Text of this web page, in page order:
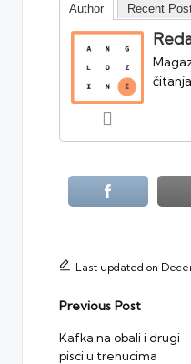
Author Recent
Last updated on
Post
navigation
Previous Post
Kafka na obali i drugi
pisci u trenucima